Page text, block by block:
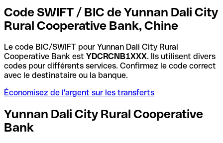
Code SWIFT / BIC de Yunnan Dali City
Rural Cooperative Bank, Chine
Le code BIC/SWIFT pour Yunnan Dali City Rural
Cooperative Bank est YDCRCNB1XXX. Ils utilisent divers
codes pour différents services. Confirmez le code correct
avec le destinataire ou la banque.
Économisez de l'argent sur les transferts
Yunnan Dali City Rural Cooperative
Bank